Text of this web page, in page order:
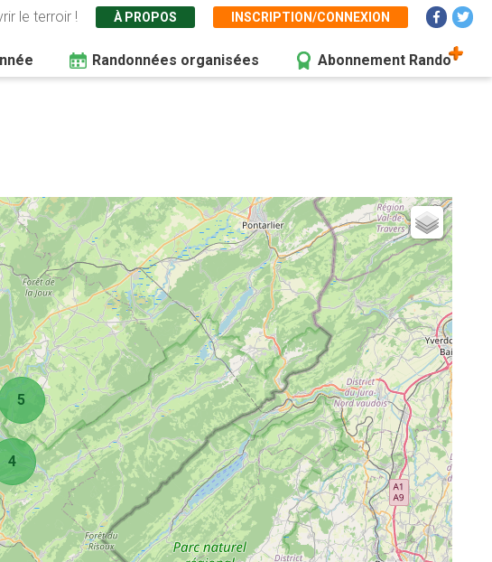
le terroir ! À PROPOS INSCRIPTION/CONNEXION
Randonnées organisées Abonnement Rando
5
4